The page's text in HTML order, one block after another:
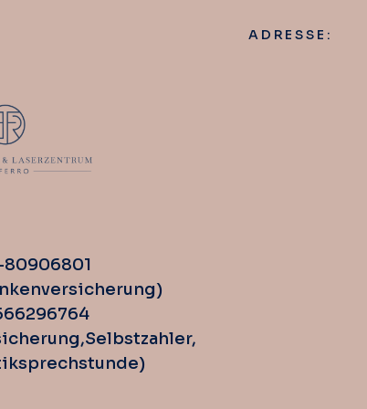
80 90 68 01
662 967 64
Selbstzahler,
ADRESSE: